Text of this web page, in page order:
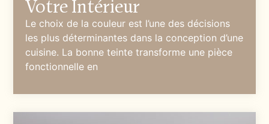
Votre Intérieur
Le choix de la couleur est l’une des décisions
les plus déterminantes dans la conception d’une
cuisine. La bonne teinte transforme une pièce
fonctionnelle en